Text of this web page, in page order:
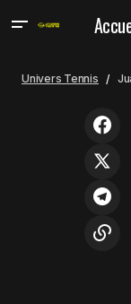
“vendre leur
Univers Tennis